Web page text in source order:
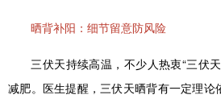
晒背补阳：细节留意防风险
三伏天持续高温，不少人热衷“三伏天
减肥。医生提醒，三伏天晒背有一定理